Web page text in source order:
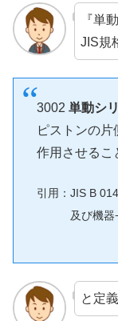
『単
JIS規
3002 単動シ
ピストンの
作用させるこ
引用：JIS B
及び機器−
と定